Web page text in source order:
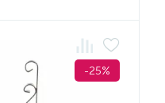
-25%